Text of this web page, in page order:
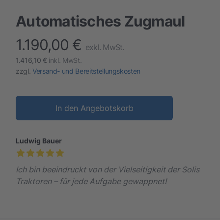
Automatisches Zugmaul
finalProduct information
1.190,00 € exkl. MwSt.
1.416,10 € inkl. MwSt.
zzgl. Versand- und Bereitstellungskosten
In den Angebotskorb
Ludwig Bauer
Ich bin beeindruckt von der Vielseitigkeit der Solis
Traktoren – für jede Aufgabe gewappnet!